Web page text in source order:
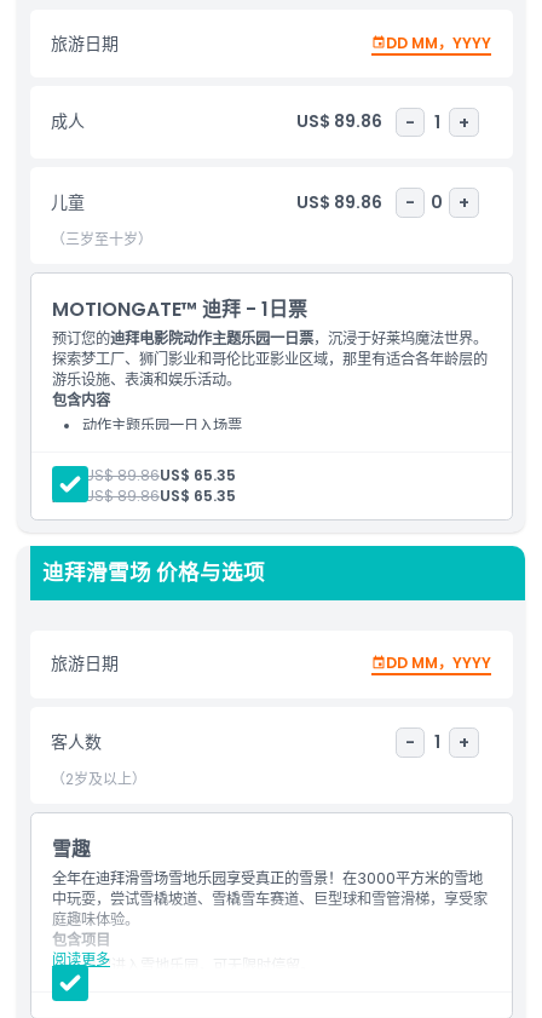
Meet the adorable penguins, explore the snow cavern, or
take a ride on the chairlift for stunning views of the snowy
the heart of the desert.
Step into the world of movies at Motiongate Dubai, the
largest Hollywood-inspired theme park in the region. Explore
themed zones featuring your favorite characters from
DreamWorks Animation, Columbia Pictures, and Lionsgate.
Enjoy exhilarating rides, live entertainment, and immersive
attractions that bring the magic of the movies to life.
Whether it’s battling zombies in a post-apocalyptic world or
joining the Smurfs in their village, Motiongate Dubai offers
endless fun for visitors of all ages.
Simply visit our website, select your preferred dates, and
secure your tickets. Don’t miss out on this incredible
opportunity to explore two of Dubai’s top attractions!
Whether you’re a snow sports enthusiast, a movie lover, or
looking for a fun family outing, the SKI Dubai + Motiongate
包含项
儿童成人政策
需要了解的事项
位置
旅游日期 DD MM，YYYY
成人 US$ 89.86 - 1 +
儿童 US$ 89.86 - 0 +
（三岁至十岁）
MOTIONGATE™ 迪拜 - 1日票
预订您的迪拜电影院动作主题乐园一日票，沉浸于好莱坞魔法世界。
探索梦工厂、狮门影业和哥伦比亚影业区域，那里有适合各年龄层的
游乐设施、表演和娱乐活动。
包含内容
动作主题乐园一日入场票
成人: US$ 89.86US$ 65.35
儿童:
US$ 89.86US$ 65.35
迪拜滑雪场 价格与选项
旅游日期 DD MM，YYYY
客人数 - 1 +
（2岁及以上）
雪趣
全年在迪拜滑雪场雪地乐园享受真正的雪景！在3000平方米的雪地
中玩耍，尝试雪橇坡道、雪橇雪车赛道、巨型球和雪管滑梯，享受家
庭趣味体验。
阅读更多
包含项目
单次进入雪地乐园，可无限时停留。
无限次乘坐雪橇雪车、巨型球、碰碰车和雪管滑道。